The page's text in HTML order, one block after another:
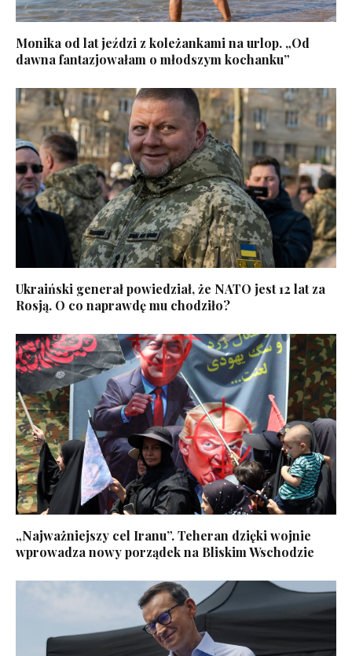
Monika od lat jeździ z koleżankami na urlop. „Od
dawna fantazjowałam o młodszym kochanku”
Ukraiński generał powiedział, że NATO jest 12 lat za
Rosją. O co naprawdę mu chodziło?
„Najważniejszy cel Iranu”. Teheran dzięki wojnie
wprowadza nowy porządek na Bliskim Wschodzie